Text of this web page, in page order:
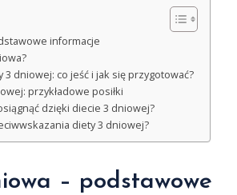
informacje
3 dniowej: co jeść i jak się przygotować?
przykładowe posiłki
dzięki diecie 3 dniowej?
diety 3 dniowej?
– podstawowe